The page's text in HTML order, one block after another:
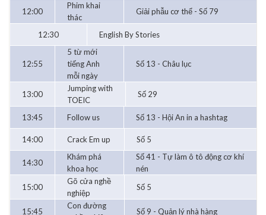
12:00
Phim khai
thác
Giải phẫu cơ thể - Số 79
12:30 English By Stories
12:55
5 từ mới
tiếng Anh
mỗi ngày
Số 13 - Châu lục
13:00
Jumping with
TOEIC
Số 29
13:45 Follow us Số 13 - Hội An in a hashtag
14:00 Crack Em up Số 5
14:30
Khám phá
khoa học
Số 41 - Tự làm ô tô động cơ khí
nén
15:00
Gõ cửa nghề
nghiệp
Số 5
15:45
Con đường
Số 9 - Quản lý nhà hàng